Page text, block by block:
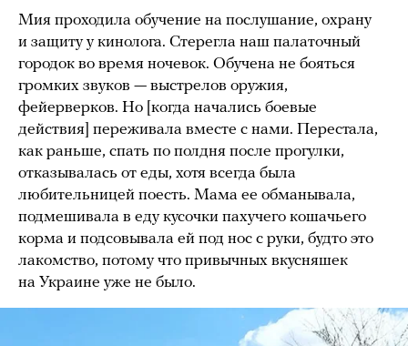
Мия проходила обучение на послушание, охрану
и защиту у кинолога. Стерегла наш палаточный
городок во время ночевок. Обучена не бояться
громких звуков — выстрелов оружия,
фейерверков. Но [когда начались боевые
действия] переживала вместе с нами. Перестала,
как раньше, спать по полдня после прогулки,
отказывалась от еды, хотя всегда была
любительницей поесть. Мама ее обманывала,
подмешивала в еду кусочки пахучего кошачьего
корма и подсовывала ей под нос с руки, будто это
лакомство, потому что привычных вкусняшек
на Украине уже не было.